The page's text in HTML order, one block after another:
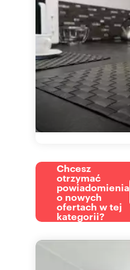
Chcesz
otrzymać
powiadomienia
o nowych
ofertach w tej
kategorii?